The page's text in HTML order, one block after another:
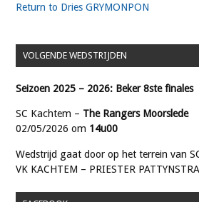
Return to Dries GRYMONPON
VOLGENDE WEDSTRIJDEN
Seizoen 2025 – 2026: Beker 8ste finales
SC Kachtem – The Rangers Moorslede
02/05/2026 om 14u00
Wedstrijd gaat door op het terrein van
VK KACHTEM – PRIESTER